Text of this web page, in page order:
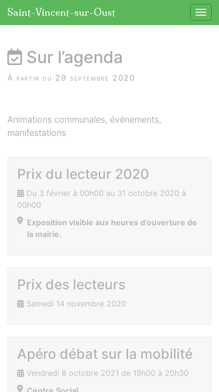
Saint-Vincent-sur-Oust
Sur l’agenda
À partir du 29 septembre 2020
Animations communales, événements,
manifestations
Prix du lecteur 2020
Du 3 février à 00h00 au 31 octobre 2020 à
00h00
Exposition visible aux heures d’ouverture de
la mairie.
Prix des lecteurs
Samedi 14 novembre 2020
Apéro débat sur la mobilité
Vendredi 8 octobre 2021 de 19h00 à 20h30
Panneau de gestion des cookies